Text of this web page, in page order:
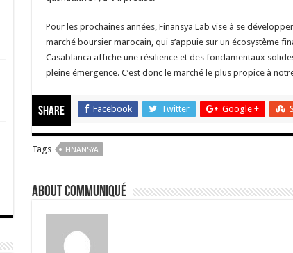
Pour les prochaines années, Finansya Lab vise à se
marché boursier marocain, qui s’appuie sur un écosystème
Casablanca affiche une résilience et des fondamentaux
pleine émergence. C’est donc le marché le plus propice à
Share Facebook Twitter Google +
Tags FINANSYA
About Communiqué